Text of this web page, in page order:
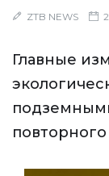
ZTB NEWS
Главные